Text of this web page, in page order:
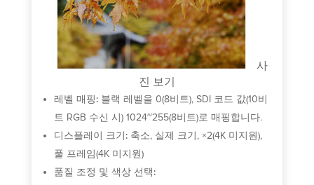
사
진 보기
레벨 매핑:블랙 레벨을 0(8비트), SDI 코드 값(10비
트 RGB 수신 시) 1024~255(8비트)로 매핑합니다.
디스플레이 크기:축소, 실제 크기, ×2(4K 미지원),
풀 프레임(4K 미지원)
품질 조정 및 색상 선택: